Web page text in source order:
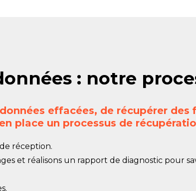
: notre
données effacées, de récupérer
place un processus de
réception.
et réalisons un rapport de diagnostic pour